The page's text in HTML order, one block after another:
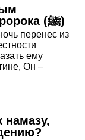
горестным годом в жизни Пророка (ﷺ)
перенес из
ему
Он –
намазу,